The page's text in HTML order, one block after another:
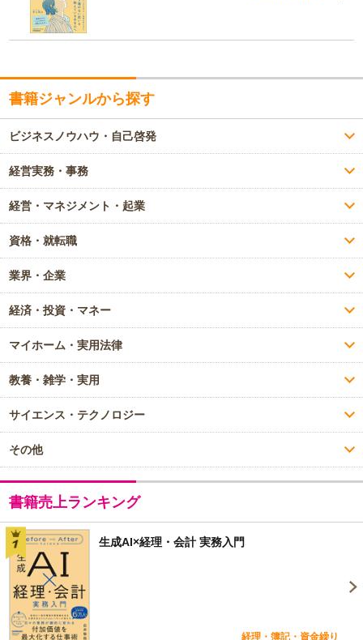
書籍ジャンルから探す
ビジネスノウハウ・自己啓発
経営実務・事務
経営・マネジメント・起業
資格・就転職
業界・企業
経済・投資・マネー
マイホーム・実用法律
教養・雑学・実用
サイエンス・テクノロジー
その他
書籍売上ランキング
生成AI×経理・会計 実務入門
経理・簿記・資金繰り